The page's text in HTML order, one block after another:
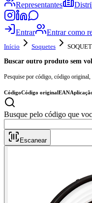
Representantes
Entrar Entrar como
Início Soquetes
Buscar outro produto sem
Pesquise por código, código
CódigoCódigo originalEAN
Busque pelo
Escanear